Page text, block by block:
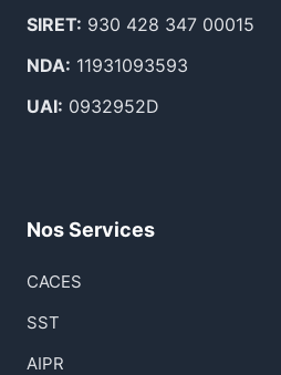
SIRET: 930 428 347 00015
NDA: 11931093593
UAI: 0932952D
Nos Services
CACES
SST
AIPR